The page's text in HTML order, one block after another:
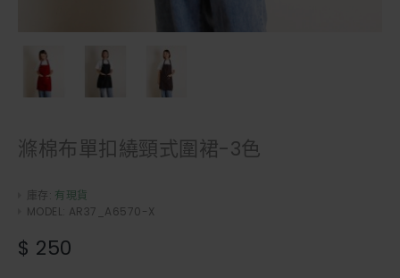
滌棉布單扣繞頸式圍裙-3色
庫存: 有現貨
MODEL: AR37_A6570-X
$ 250